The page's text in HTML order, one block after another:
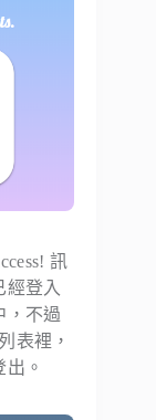
訊
經登入
，不過
表裡，
。